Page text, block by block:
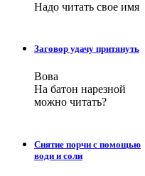
Надо читать свое имя
Заговор удачу притянуть
Вова
На батон нарезной
можно читать?
Снятие порчи с помощью
води и соли